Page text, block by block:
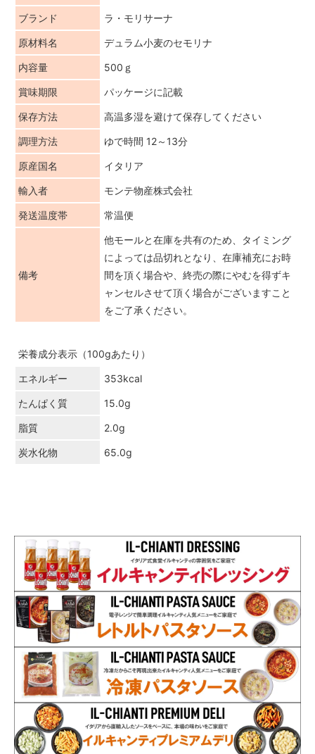
ブランド ラ・モリサーナ
原材料名 デュラム小麦のセモリナ
内容量 500ｇ
賞味期限 パッケージに記載
保存方法 高温多湿を避けて保存してください
調理方法 ゆで時間 12～13分
原産国名 イタリア
輸入者 モンテ物産株式会社
発送温度帯 常温便
備考
他モールと在庫を共有のため、タイミング
によっては品切れとなり、在庫補充にお時
間を頂く場合や、終売の際にやむを得ずキ
ャンセルさせて頂く場合がございますこと
をご了承ください。
栄養成分表示（100gあたり）
エネルギー 353kcal
たんぱく質 15.0g
脂質 2.0g
炭水化物 65.0g